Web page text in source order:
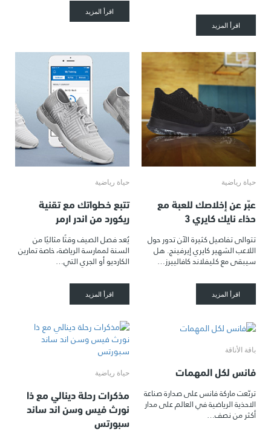
اقرأ المزيد
اقرأ المزيد
حياة رياضية
عبّر عن إخلاصك للعبة مع
حذاء نايك كايري 3
تتوالى تفاصيل كثيرة الآن تدور حول
اللاعب الشهير كايري إيرفينج. هل
سيبقى مع كليفلاند كافالييرز…
اقرأ المزيد
حياة رياضية
تتبع خطواتك مع تقنية
ريكورد من اندر ارمر
يُعد فصل الصيف وقتًا مثاليًا من
السنة لممارسة الرياضة، خاصة تمارين
الكارديو أو الجري التي…
اقرأ المزيد
باقة الأناقة
فانس لكل المهمات
تربّعت ماركة فانس على صدارة صناعة
الاحذية الرياضية في العالم على مدار
أكثر من نصف…
حياة رياضية
مذكرات رحلة دينالي مع ذا
نورث فيس وسن اند ساند
سبورتس